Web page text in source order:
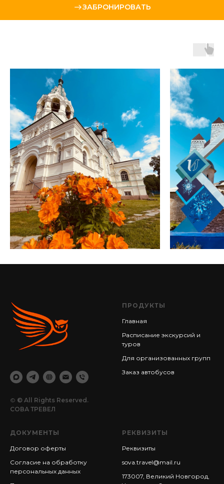
ЗАБРОНИРОВАТЬ
© © All Rights Reserved.
СОВА ТРЕВЕЛ
ПРОДУКТЫ
Главная
Расписание экскурсий и
туров
Для организованных групп
Заказ автобусов
ДОКУМЕНТЫ
Договор оферты
Согласие на обработку
персональных данных
РЕКВИЗИТЫ
Реквизиты
sova.travel@mail.ru
173007, Великий Новгород,